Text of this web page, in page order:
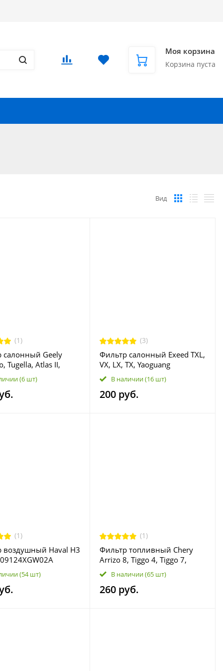
Моя корзина
Корзина пуста
Вид
(1)
салонный Geely
Tugella, Atlas II,
Lynk&Co 01, 02, 03,
(6 шт)
(3)
Фильтр салонный Exeed TXL,
VX, LX, TX, Yaoguang
301000260AA
В наличии(16 шт)
200 руб.
(1)
воздушный Haval H3
(54 шт)
(1)
Фильтр топливный Chery
Arrizo 8, Tiggo 4, Tiggo 7,
Tiggo 8 Pro; Jaecoo J8
S111117110
В наличии(65 шт)
260 руб.